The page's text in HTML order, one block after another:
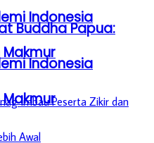
Indonesia
Buddha Papua:
Indonesia